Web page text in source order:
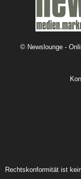
© Newslounge -
Rechtskonformität ist